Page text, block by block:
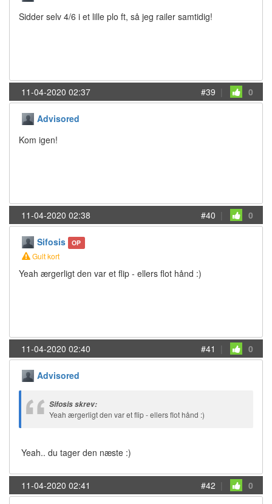
Sidder selv 4/6 i et lille plo ft, så jeg railer samtidig!
11-04-2020 02:37 #39 | 0
Advisored
Kom igen!
11-04-2020 02:38 #40 | 0
Sifosis OP
Gult kort
Yeah ærgerligt den var et flip - ellers flot hånd :)
11-04-2020 02:40 #41 | 0
Advisored
Sifosis skrev:
Yeah ærgerligt den var et flip - ellers flot hånd :)
Yeah.. du tager den næste :)
11-04-2020 02:41 #42 | 0